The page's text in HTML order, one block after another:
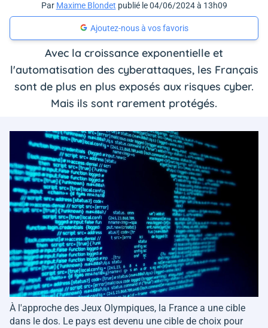
Par Maxime Blondet publié le 04/06/2024 à 13h09
Ajoutez-nous à vos favoris
Avec la croissance exponentielle et
l'automatisation des cyberattaques, les Français
sont de plus en plus exposés aux risques cyber.
Mais ils sont rarement protégés.
À l'approche des Jeux Olympiques, la France a une cible
dans le dos. Le pays est devenu une cible de choix pour